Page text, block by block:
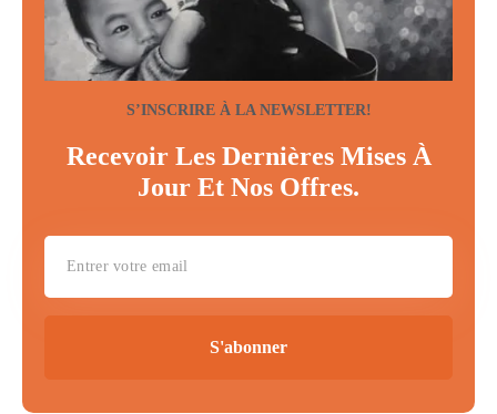
S’INSCRIRE À LA NEWSLETTER!
Recevoir Les Dernières Mises À
Jour Et Nos Offres.
S'abonner